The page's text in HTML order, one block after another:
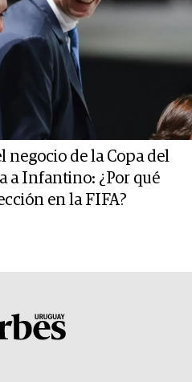
de la Copa del
a Infantino: ¿Por qué
en la FIFA?